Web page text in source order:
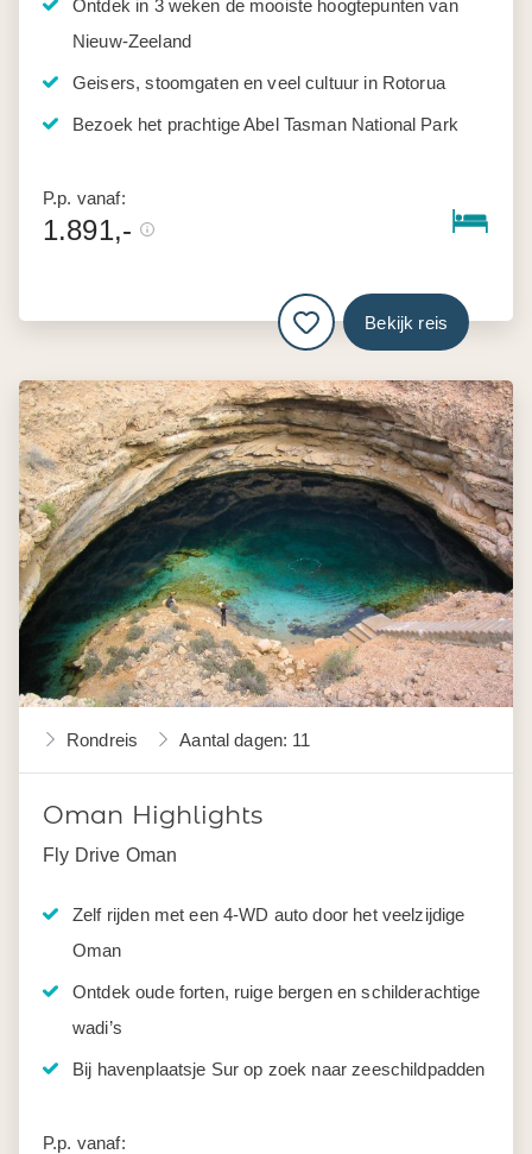
Ontdek in 3 weken de mooiste hoogtepunten van
Nieuw-Zeeland
Geisers, stoomgaten en veel cultuur in Rotorua
Bezoek het prachtige Abel Tasman National Park
P.p. vanaf:
1.891,-
Bekijk reis
Rondreis Aantal dagen: 11
Oman Highlights
Fly Drive Oman
Zelf rijden met een 4-WD auto door het veelzijdige
Oman
Ontdek oude forten, ruige bergen en schilderachtige
wadi’s
Bij havenplaatsje Sur op zoek naar zeeschildpadden
P.p. vanaf: